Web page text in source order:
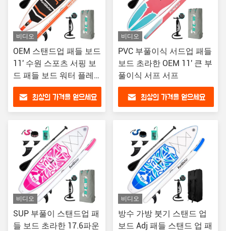
비디오
OEM 스탠드업 패들 보드
11' 수원 스포츠 서핑 보
드 패들 보드 워터 플레
이 서핑
최상의 가격을 얻으세요
비디오
PVC 부풀이식 서드업 패들
보드 초라한 OEM 11' 큰 부
풀이식 서프 서프
최상의 가격을 얻으세요
비디오
SUP 부풀이 스탠드업 패
들 보드 초라한 17.6파운
비디오
방수 가방 붓기 스탠드 업
보드 Adj 패들 스탠드 업 패